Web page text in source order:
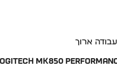
ארוך
MK850